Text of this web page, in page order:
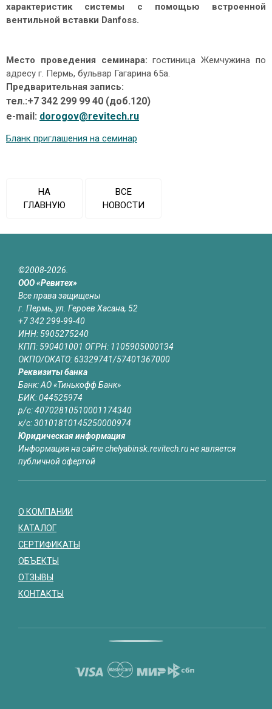
характеристик системы с помощью встроенной
вентильной вставки Danfoss.
Место проведения семинара:гостиница Жемчужина по
адресу г. Пермь, бульвар Гагарина 65а.
Предварительная запись:
тел.:+7 342 299 99 40 (доб.120)
e-mail: dorogov@revitech.ru
Бланк приглашения на семинар
НА
ГЛАВНУЮ
ВСЕ
НОВОСТИ
©2008-2026.
ООО «Ревитех»
Все права защищены
г. Пермь, ул. Героев Хасана, 52
+7 342 299-99-40
ИНН: 5905275240
КПП: 590401001 ОГРН: 1105905000134
ОКПО/ОКАТО: 63329741/57401367000
Реквизиты банка
Банк: АО «Тинькофф Банк»
БИК: 044525974
р/с: 40702810510001174340
к/с: 30101810145250000974
Юридическая информация
Информация на сайте chelyabinsk.revitech.ru не является
публичной офертой
О КОМПАНИИ
КАТАЛОГ
СЕРТИФИКАТЫ
ОБЪЕКТЫ
ОТЗЫВЫ
КОНТАКТЫ